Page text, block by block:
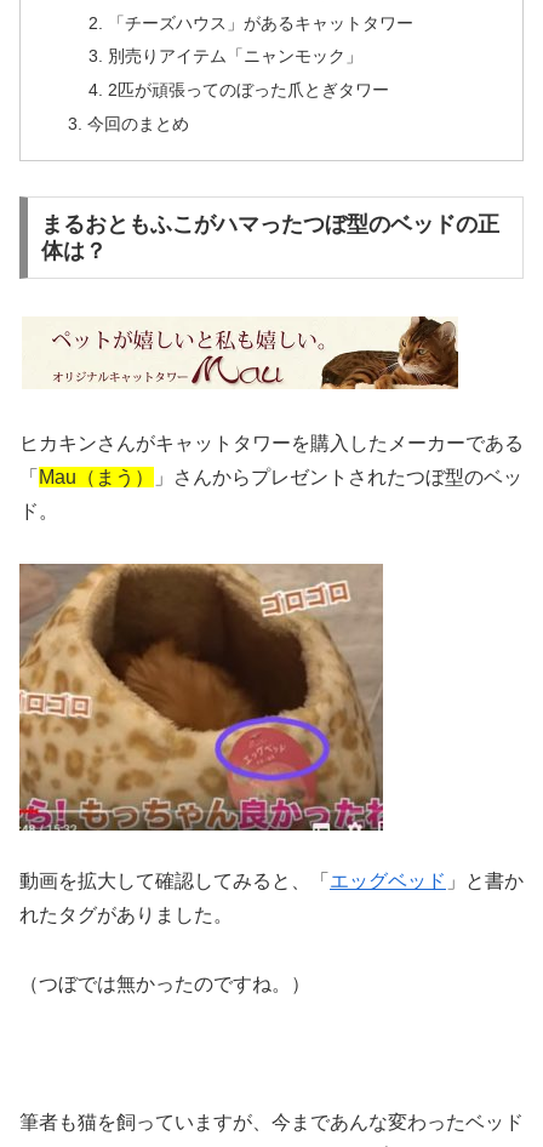
「チーズハウス」があるキャットタワー
別売りアイテム「ニャンモック」
2匹が頑張ってのぼった爪とぎタワー
今回のまとめ
まるおともふこがハマったつぼ型のベッドの正
体は？
ヒカキンさんがキャットタワーを購入したメーカーである
「 Mau（まう）
」さんからプレゼントされたつぼ型のベッ
ド。
動画を拡大して確認してみると、「 エッグベッド 」と書か
れたタグがありました。
（つぼでは無かったのですね。）
筆者も猫を飼っていますが、今まであんな変わったベッド